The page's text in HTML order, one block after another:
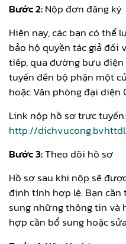
Bước 2:Nộp đơn đăng ký
Hiện nay, các bạn có thể
bảo hộ quyền tác giả
tiếp, qua đường bưu
tuyến đến bộ phận một
hoặc Văn phòng đại diện
Link nộp hồ sơ trực tuyến:
http://
Bước 3:Theo dõi hồ sơ
Hồ sơ sau khi nộp sẽ
định tính hợp lệ. Bạn
sung những thông tin và
hợp cần bổ sung hoặc